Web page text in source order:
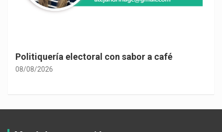
Politiquería electoral con sabor a café
08/08/2026